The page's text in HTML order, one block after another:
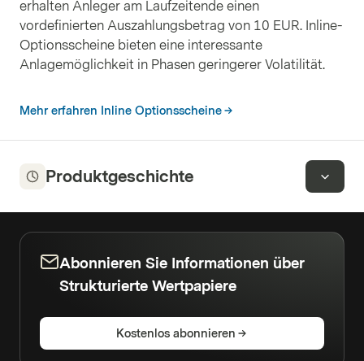
erhalten Anleger am Laufzeitende einen
vordefinierten Auszahlungsbetrag von 10 EUR. Inline-
Optionsscheine bieten eine interessante
Anlagemöglichkeit in Phasen geringerer Volatilität.
Mehr erfahren Inline Optionsscheine
Produktgeschichte
Abonnieren Sie Informationen über
Strukturierte Wertpapiere
Kostenlos abonnieren